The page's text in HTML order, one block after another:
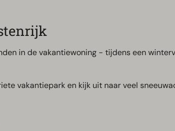
in de vakantiewoning - tijdens een
vakantiepark en kijk uit naar veel